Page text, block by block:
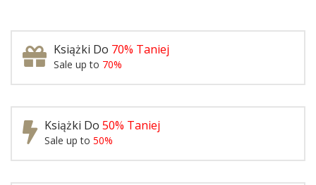
Książki Do 70% Taniej
Sale up to 70%
Książki Do 50% Taniej
Sale up to 50%